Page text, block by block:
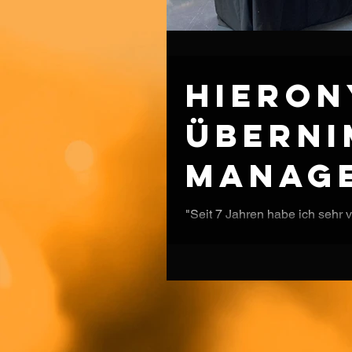
"Seit 7 Jahren habe ich sehr